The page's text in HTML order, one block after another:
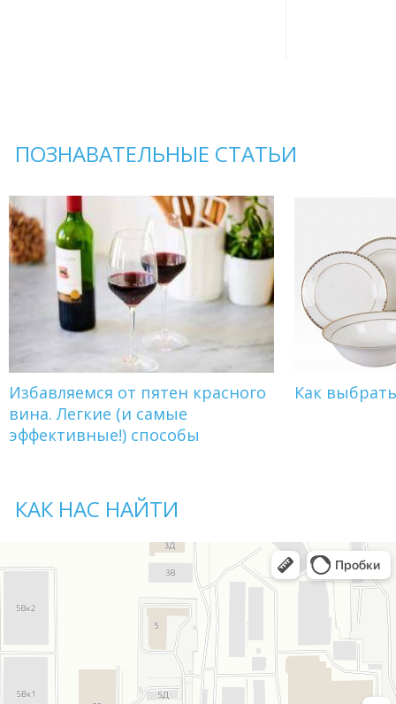
ПОЗНАВАТЕЛЬНЫЕ СТАТЬИ
Избавляемся от пятен красного
вина. Легкие (и самые
эффективные!) способы
Как
КАК НАС НАЙТИ